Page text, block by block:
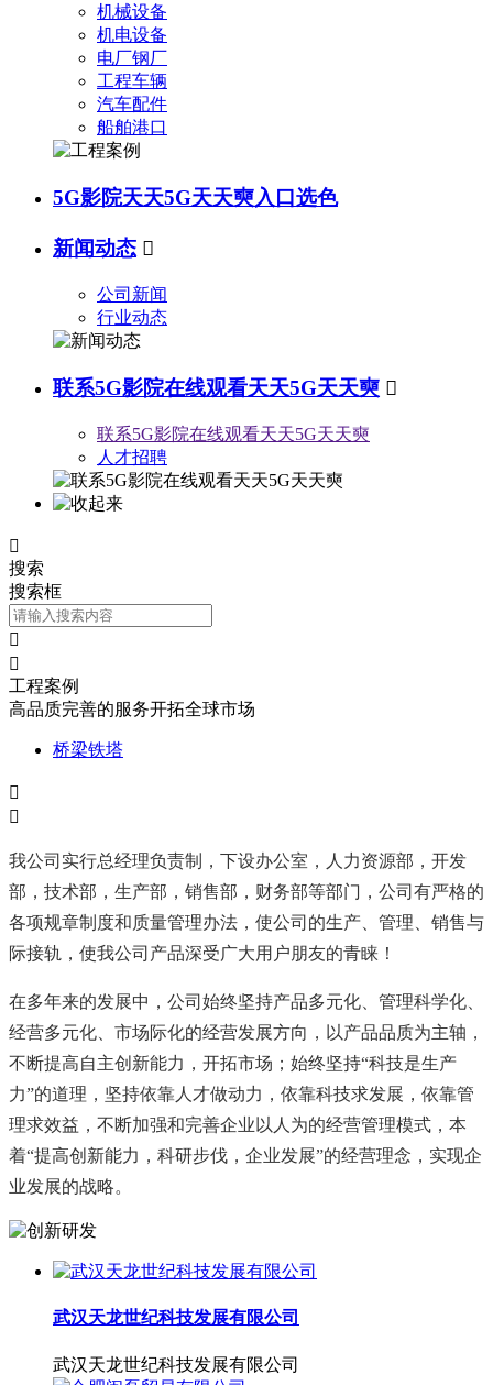
机械设备
机电设备
电厂钢厂
工程车辆
汽车配件
船舶港口
5G影院天天5G天天奭入口选色
新闻动态 
公司新闻
行业动态
联系5G影院在线观看天天5G天天奭 
联系5G影院在线观看天天5G天天奭
人才招聘

搜索
搜索框


工程案例
高品质完善的服务开拓全球市场
桥梁铁塔


我公司实行总经理负责制，下设办公室，人力资源部，开发
部，技术部，生产部，销售部，财务部等部门，公司有严格的
各项规章制度和质量管理办法，使公司的生产、管理、销售与
际接轨，使我公司产品深受广大用户朋友的青睐！
在多年来的发展中，公司始终坚持产品多元化、管理科学化、
经营多元化、市场际化的经营发展方向，以产品品质为主轴，
不断提高自主创新能力，开拓市场；始终坚持“科技是生产
力”的道理，坚持依靠人才做动力，依靠科技求发展，依靠管
理求效益，不断加强和完善企业以人为的经营管理模式，本
着“提高创新能力，科研步伐，企业发展”的经营理念，实现企
业发展的战略。
武汉天龙世纪科技发展有限公司
武汉天龙世纪科技发展有限公司